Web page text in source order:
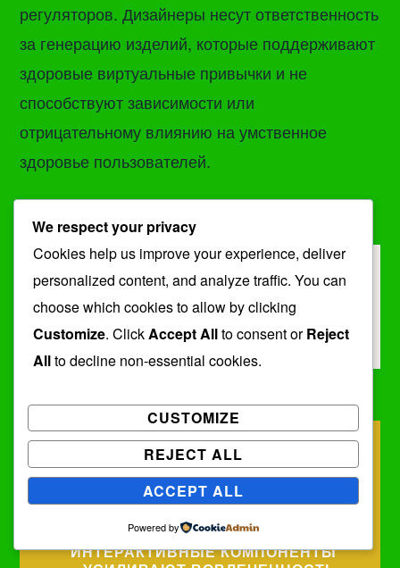
регуляторов. Дизайнеры несут ответственность
за генерацию изделий, которые поддерживают
здоровые виртуальные привычки и не
способствуют зависимости или
отрицательному влиянию на умственное
здоровье пользователей.
Anthony Rahman
Lihat semua pos oleh Anthony Rahman
Navigasi
pos
КАК ИНТЕРФЕЙСЫ
СПОСОБСТВУЮТ
ОРИЕНТИРОВАТЬСЯ В ПЛАТФОРМЕ
КАКИМ СПОСОБОМ
ИНТЕРАКТИВНЫЕ КОМПОНЕНТЫ
We respect your privacy
Cookies help us improve your experience, deliver
personalized content, and analyze traffic. You can
choose which cookies to allow by clicking
Customize. ClickAccept Allto consent orReject
Allto decline non-essential cookies.
CUSTOMIZE
REJECT ALL
ACCEPT ALL
Powered by